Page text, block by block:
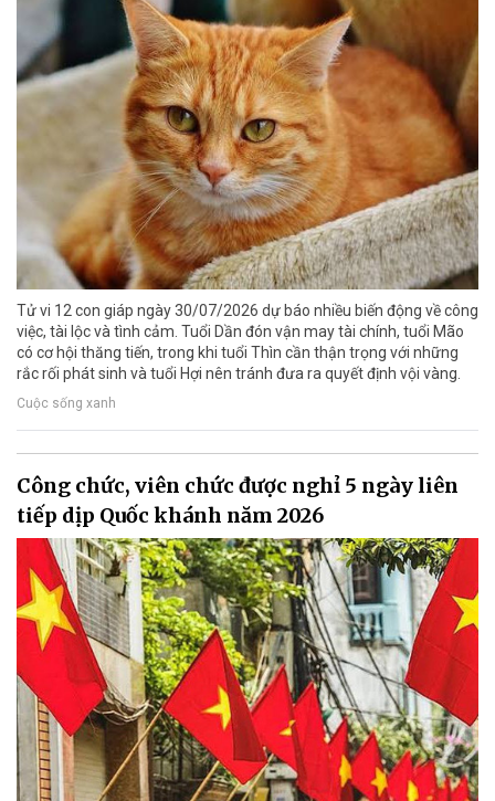
Tử vi 12 con giáp ngày 30/07/2026 dự báo nhiều biến động về công
việc, tài lộc và tình cảm. Tuổi Dần đón vận may tài chính, tuổi Mão
có cơ hội thăng tiến, trong khi tuổi Thìn cần thận trọng với những
rắc rối phát sinh và tuổi Hợi nên tránh đưa ra quyết định vội vàng.
Cuộc sống xanh
Công chức, viên chức được nghỉ 5 ngày liên
tiếp dịp Quốc khánh năm 2026